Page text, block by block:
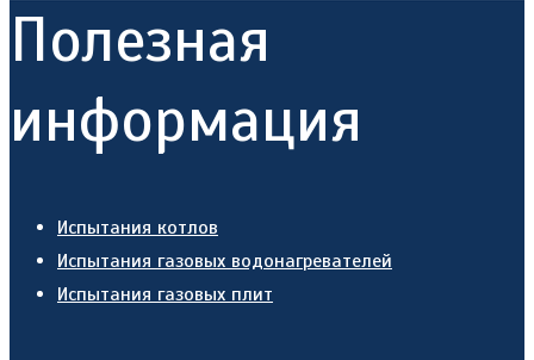
Полезная
информация
Испытания котлов
Испытания газовых водонагревателей
Испытания газовых плит